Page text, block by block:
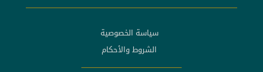
سياسة الخصوصية
الشروط والأحكام